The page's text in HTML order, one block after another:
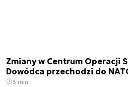
Zmiany w Centrum Operacji
Dowódca przechodzi do
3 min.